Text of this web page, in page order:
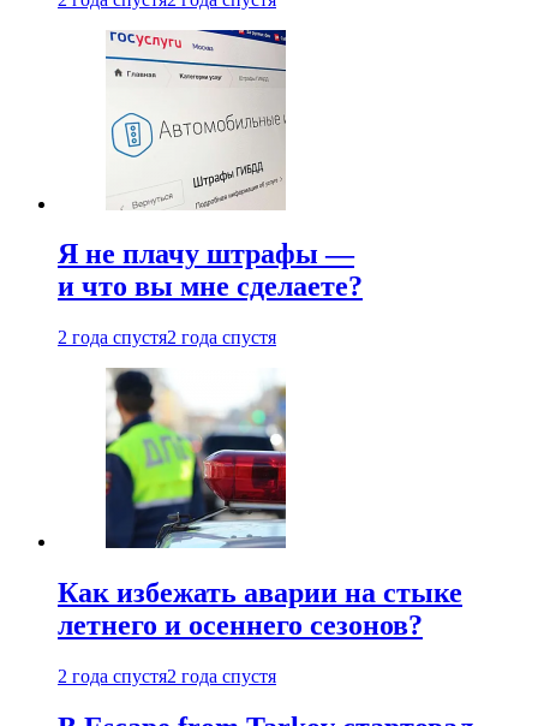
Я не плачу штрафы —
и что вы мне сделаете?
2 года спустя2 года спустя
Как избежать аварии на стыке
летнего и осеннего сезонов?
2 года спустя2 года спустя